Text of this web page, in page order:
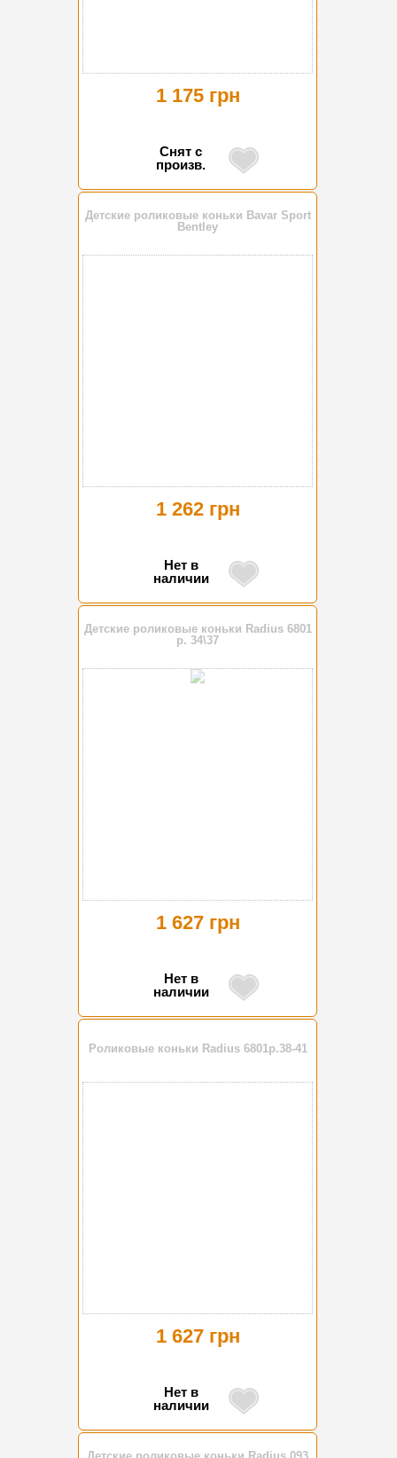
1 175 грн
Снят с
произв.
Детские роликовые коньки Bavar Sport
Bentley
1 262 грн
Нет в
наличии
Детские роликовые коньки Radius 6801
р. 34\37
1 627 грн
Нет в
наличии
Роликовые коньки Radius 6801р.38-41
1 627 грн
Нет в
наличии